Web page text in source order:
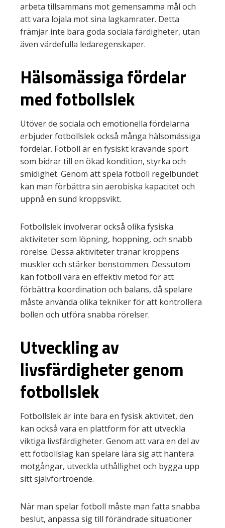
arbeta tillsammans mot gemensamma mål och
att vara lojala mot sina lagkamrater. Detta
främjar inte bara goda sociala färdigheter, utan
även värdefulla ledaregenskaper.
Hälsomässiga fördelar
med fotbollslek
Utöver de sociala och emotionella fördelarna
erbjuder fotbollslek också många hälsomässiga
fördelar. Fotboll är en fysiskt krävande sport
som bidrar till en ökad kondition, styrka och
smidighet. Genom att spela fotboll regelbundet
kan man förbättra sin aerobiska kapacitet och
uppnå en sund kroppsvikt.
Fotbollslek involverar också olika fysiska
aktiviteter som löpning, hoppning, och snabb
rörelse. Dessa aktiviteter tränar kroppens
muskler och stärker benstommen. Dessutom
kan fotboll vara en effektiv metod för att
förbättra koordination och balans, då spelare
måste använda olika tekniker för att kontrollera
bollen och utföra snabba rörelser.
Utveckling av
livsfärdigheter genom
fotbollslek
Fotbollslek är inte bara en fysisk aktivitet, den
kan också vara en plattform för att utveckla
viktiga livsfärdigheter. Genom att vara en del av
ett fotbollslag kan spelare lära sig att hantera
motgångar, utveckla uthållighet och bygga upp
sitt självförtroende.
När man spelar fotboll måste man fatta snabba
beslut, anpassa sig till förändrade situationer